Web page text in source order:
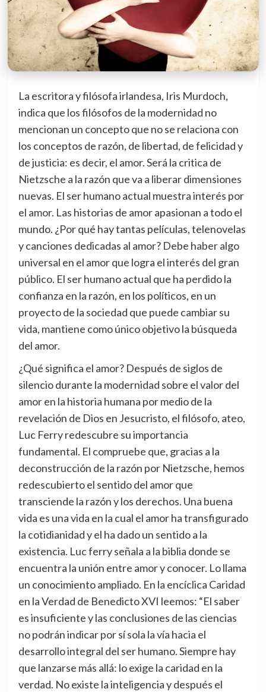
La escritora y filósofa irlandesa, Iris Murdoch,
indica que los filósofos de la modernidad no
mencionan un concepto que no se relaciona con
los conceptos de razón, de libertad, de felicidad y
de justicia: es decir, el amor. Será la critica de
Nietzsche a la razón que va a liberar dimensiones
nuevas. El ser humano actual muestra interés por
el amor. Las historias de amor apasionan a todo el
mundo. ¿Por qué hay tantas películas, telenovelas
y canciones dedicadas al amor? Debe haber algo
universal en el amor que logra el interés del gran
público. El ser humano actual que ha perdido la
confianza en la razón, en los políticos, en un
proyecto de la sociedad que puede cambiar su
vida, mantiene como único objetivo la búsqueda
del amor.
¿Qué significa el amor? Después de siglos de
silencio durante la modernidad sobre el valor del
amor en la historia humana por medio de la
revelación de Dios en Jesucristo, el filósofo, ateo,
Luc Ferry redescubre su importancia
fundamental. El compruebe que, gracias a la
deconstrucción de la razón por Nietzsche, hemos
redescubierto el sentido del amor que
transciende la razón y los derechos. Una buena
vida es una vida en la cual el amor ha transfigurado
la cotidianidad y el ha dado un sentido a la
existencia. Luc ferry señala a la biblia donde se
encuentra la unión entre amor y conocer. Lo llama
un conocimiento ampliado. En la encíclica Caridad
en la Verdad de Benedicto XVI leemos: “El saber
es insuficiente y las conclusiones de las ciencias
no podrán indicar por sí sola la vía hacia el
desarrollo integral del ser humano. Siempre hay
que lanzarse más allá: lo exige la caridad en la
verdad. No existe la inteligencia y después el